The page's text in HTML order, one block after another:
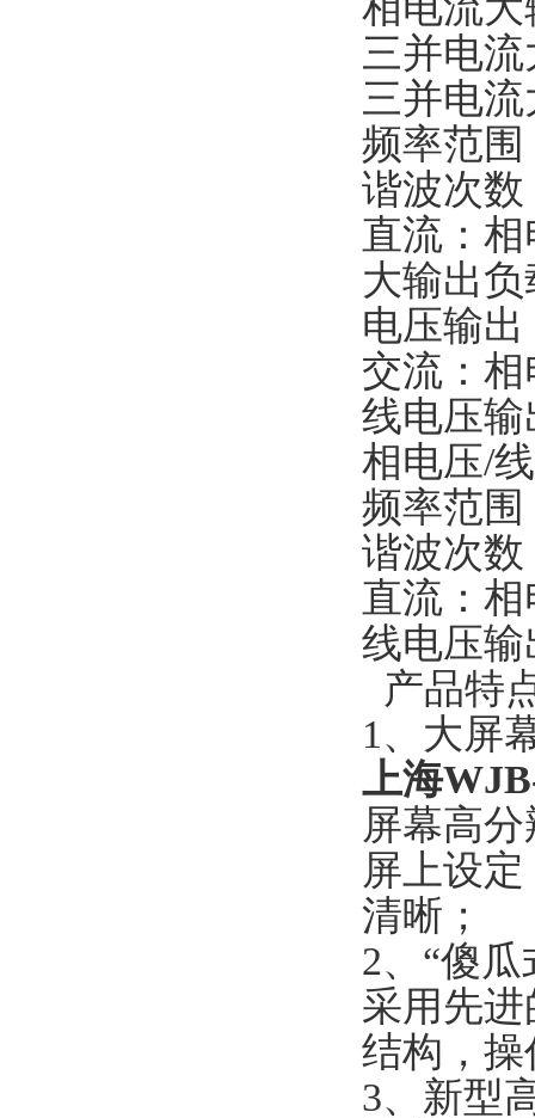
三并电
三并电
频率范围
谐波次
直流：
大输出
电压输出
交流：
线电压输
相电压/
频率范围
谐波次数
直流：
线电压输
产品特
1、大屏
上海
屏幕高
屏上设
清晰；
2、“傻
采用先
结构，
3、新型